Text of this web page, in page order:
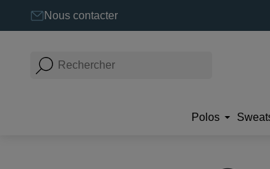
Nous contacter
Polos